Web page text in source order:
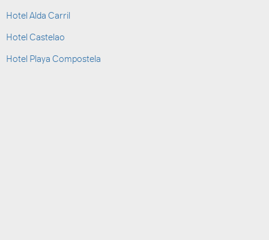
Hotel Alda Carril
Hotel Castelao
Hotel Playa Compostela